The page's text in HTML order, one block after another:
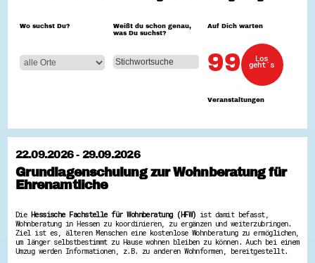
Zeig uns dein Ehrenamt
Wettbewerb | Trikotwettbewerb
Wettbewerb | 80 Jahre Hessen - Engagement
Ausgezeichnete Projekte
Gestalte dein Ehrenamt
Ehrenamts-Card Hessen
Engagement-Lotsen
Freiwilligenmanagement
Hessen engagiert - Digitale Themenabende
Kompetenznachweis Hessen
Zeugnisbeiblatt
Wo suchst Du?
Weißt du schon genau,
was Du suchst?
Auf Dich warten
99
Veranstaltungen
Los
geht´s
22.09.2026 - 29.09.2026
Grundlagenschulung zur Wohnberatung für
Ehrenamtliche
Die Hessische Fachstelle für Wohnberatung (HFW) ist damit befasst,
Wohnberatung in Hessen zu koordinieren, zu ergänzen und weiterzubringen.
Ziel ist es, älteren Menschen eine kostenlose Wohnberatung zu ermöglichen,
um länger selbstbestimmt zu Hause wohnen bleiben zu können. Auch bei einem
Umzug werden Informationen, z.B. zu anderen Wohnformen, bereitgestellt.